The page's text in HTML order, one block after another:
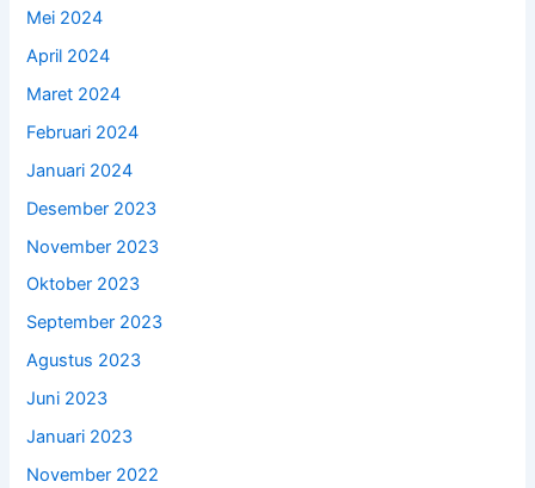
Mei 2024
April 2024
Maret 2024
Februari 2024
Januari 2024
Desember 2023
November 2023
Oktober 2023
September 2023
Agustus 2023
Juni 2023
Januari 2023
November 2022